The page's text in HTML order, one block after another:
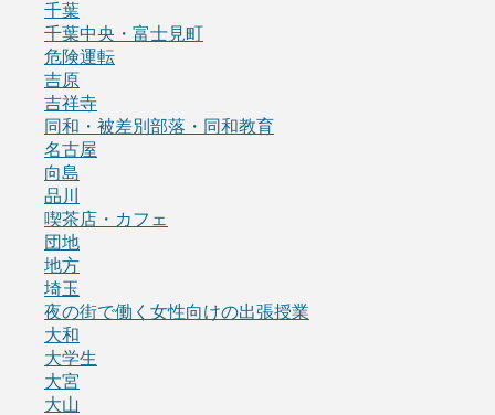
千葉
千葉中央・富士見町
危険運転
吉原
吉祥寺
同和・被差別部落・同和教育
名古屋
向島
品川
喫茶店・カフェ
団地
地方
埼玉
夜の街で働く女性向けの出張授業
大和
大学生
大宮
大山